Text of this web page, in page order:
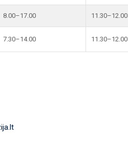
8.00–17.00 11.30–12.00
7.30–14.00 11.30–12.00